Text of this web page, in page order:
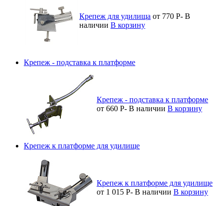
Крепеж для удилища от 770 Р- В
наличии В корзину
Крепеж - подставка к платформе
Крепеж - подставка к платформе
от 660 Р- В наличии В корзину
Крепеж к платформе для удилище
Крепеж к платформе для удилище
от 1 015 Р- В наличии В корзину